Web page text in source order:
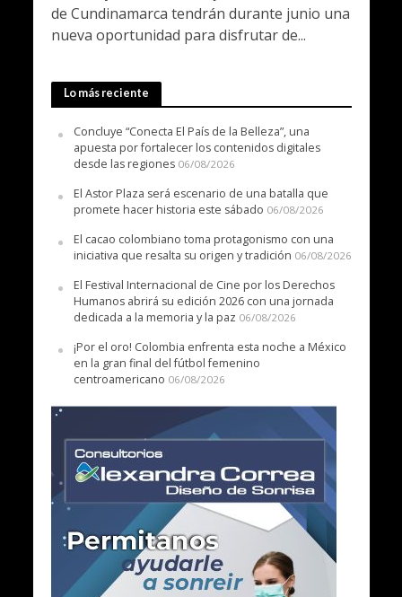
de Cundinamarca tendrán durante junio una
nueva oportunidad para disfrutar de...
Lo más reciente
Concluye “Conecta El País de la Belleza”, una
apuesta por fortalecer los contenidos digitales
desde las regiones 06/08/2026
El Astor Plaza será escenario de una batalla que
promete hacer historia este sábado 06/08/2026
El cacao colombiano toma protagonismo con una
iniciativa que resalta su origen y tradición 06/08/2026
El Festival Internacional de Cine por los Derechos
Humanos abrirá su edición 2026 con una jornada
dedicada a la memoria y la paz 06/08/2026
¡Por el oro! Colombia enfrenta esta noche a México
en la gran final del fútbol femenino
centroamericano 06/08/2026